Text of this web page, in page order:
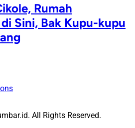
Rumah
Sini, Bak Kupu-kupu
All Rights Reserved.